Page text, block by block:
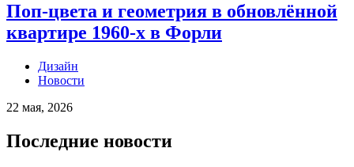
Поп-цвета и геометрия в обновлённой
квартире 1960-х в Форли
Дизайн
Новости
22 мая, 2026
Последние новости